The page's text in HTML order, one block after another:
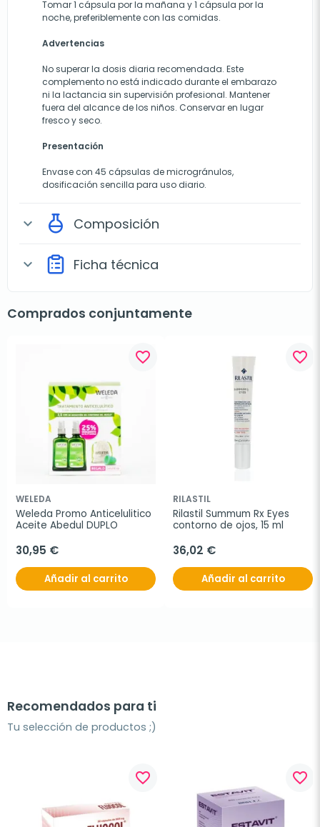
Tomar 1 cápsula por la mañana y 1 cápsula por la
noche, preferiblemente con las comidas.
Advertencias
No superar la dosis diaria recomendada. Este
complemento no está indicado durante el embarazo
ni la lactancia sin supervisión profesional. Mantener
fuera del alcance de los niños. Conservar en lugar
fresco y seco.
Presentación
Envase con 45 cápsulas de microgránulos,
dosificación sencilla para uso diario.
expand_more Composición
expand_more Ficha técnica
Comprados conjuntamente
favorite_border
WELEDA
Weleda Promo Anticelulitico
Aceite Abedul DUPLO
30,95 €
Añadir al carrito
favorite_border
RILASTIL
Rilastil Summum Rx Eyes
contorno de ojos, 15 ml
36,02 €
Añadir al carrito
Recomendados para ti
Tu selección de productos ;)
favorite_border favorite_border